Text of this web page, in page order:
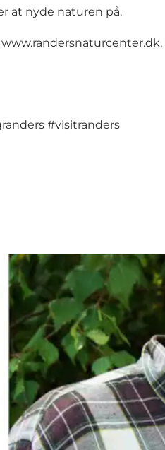
at nyde naturen på.
www.randersnaturcenter.dk
#visitranders